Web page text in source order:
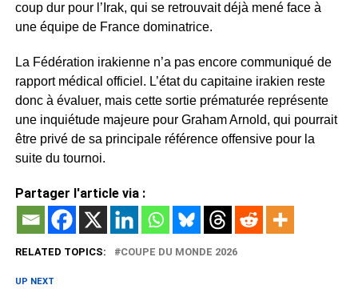
coup dur pour l’Irak, qui se retrouvait déjà mené face à
une équipe de France dominatrice.
La Fédération irakienne n’a pas encore communiqué de
rapport médical officiel. L’état du capitaine irakien reste
donc à évaluer, mais cette sortie prématurée représente
une inquiétude majeure pour Graham Arnold, qui pourrait
être privé de sa principale référence offensive pour la
suite du tournoi.
Partager l'article via :
RELATED TOPICS: COUPE DU MONDE 2026
UP NEXT